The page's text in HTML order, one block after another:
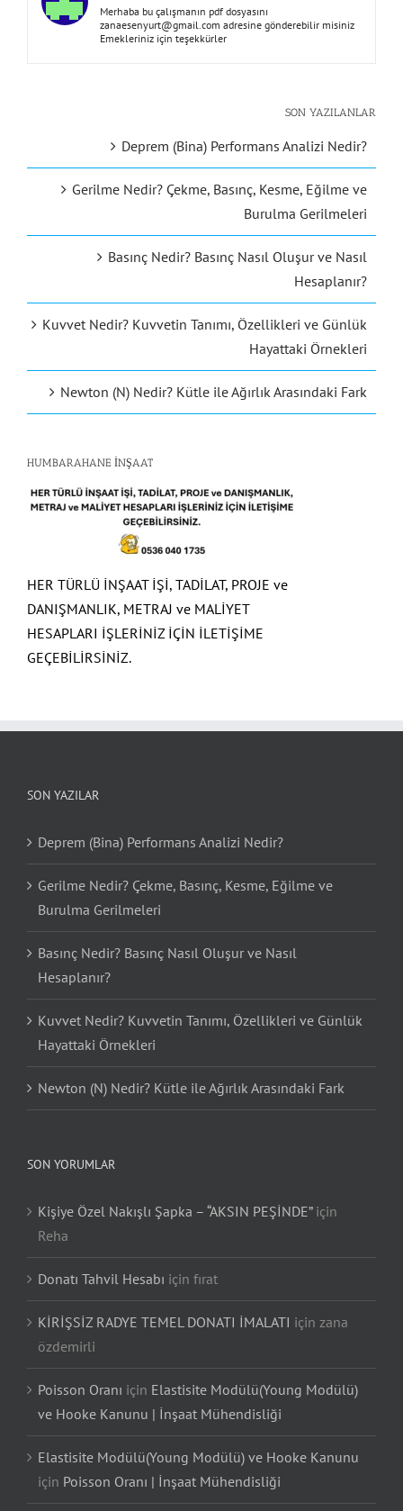
Merhaba bu çalışmanın pdf dosyasını
zanaesenyurt@gmail.com adresine gönderebilir misiniz
Emekleriniz için teşekkürler
SON YAZILANLAR
Deprem (Bina) Performans Analizi Nedir?
Gerilme Nedir? Çekme, Basınç, Kesme, Eğilme ve
Burulma Gerilmeleri
Basınç Nedir? Basınç Nasıl Oluşur ve Nasıl
Hesaplanır?
Kuvvet Nedir? Kuvvetin Tanımı, Özellikleri ve Günlük
Hayattaki Örnekleri
Newton (N) Nedir? Kütle ile Ağırlık Arasındaki Fark
HUMBARAHANE İNŞAAT
HER TÜRLÜ İNŞAAT İŞİ, TADİLAT, PROJE ve
DANIŞMANLIK, METRAJ ve MALİYET
HESAPLARI İŞLERİNİZ İÇİN İLETİŞİME
GEÇEBİLİRSİNİZ.
SON YAZILAR
Deprem (Bina) Performans Analizi Nedir?
Gerilme Nedir? Çekme, Basınç, Kesme, Eğilme ve
Burulma Gerilmeleri
Basınç Nedir? Basınç Nasıl Oluşur ve Nasıl
Hesaplanır?
Kuvvet Nedir? Kuvvetin Tanımı, Özellikleri ve Günlük
Hayattaki Örnekleri
Newton (N) Nedir? Kütle ile Ağırlık Arasındaki Fark
SON YORUMLAR
Kişiye Özel Nakışlı Şapka – “AKSIN PEŞİNDE”için
Reha
Donatı Tahvil Hesabı için fırat
KİRİŞSİZ RADYE TEMEL DONATI İMALATI için zana
özdemirli
Poisson Oranı için Elastisite Modülü(Young Modülü)
ve Hooke Kanunu | İnşaat Mühendisliği
Elastisite Modülü(Young Modülü) ve Hooke Kanunu
için Poisson Oranı | İnşaat Mühendisliği